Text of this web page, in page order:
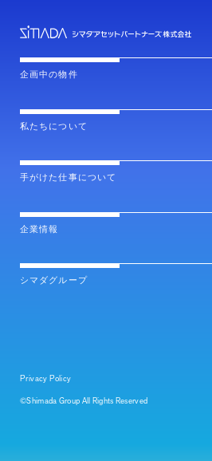
企画中の物件
私たちについて
手がけた仕事について
企業情報
シマダグループ
Privacy Policy
©Shimada Group All Rights Reserved